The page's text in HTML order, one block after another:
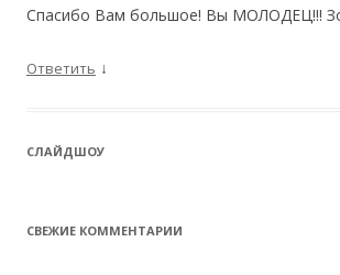
Спасибо Вам большое! Вы МОЛОДЕЦ!!!
Ответить ↓
CЛАЙДШОУ
СВЕЖИЕ КОММЕНТАРИИ